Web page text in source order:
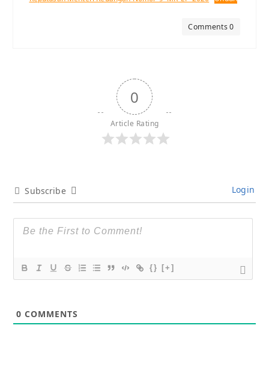
Comments 0
0
Article Rating
Subscribe Login
{} [+]
0 COMMENTS